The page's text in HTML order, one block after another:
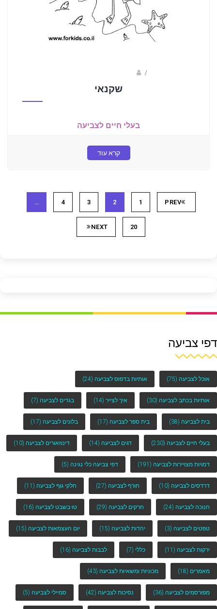
/
שקנאי
בעלי חיים לצביעה
קרא עוד
PREV
1
2
3
4
…
20
NEXT
דפי צביעה
אוכל לצביעה (75) אותיות בדפוס לצביעה (24)
אותיות בכתב לצביעה (30) איך לצייר (14) בגדים לצביעה (7)
בית לצביעה (38) בית ספר לצביעה (17) בלונים לצביעה (17)
בעלי חיים לצביעה (230) דגים לצביעה (14) דינוזאורים לצביעה (10)
דמויות מצויירות לצביעה (191) דפי צביעה כלי נגינה (5)
דרדסים לצביעה (10) חורף לצביעה (27) חלקי גוף לצביעה (11)
חנוכה לצביעה (24) חרקים לצביעה (29) טו-בשבט לצביעה (16)
טפטים לצביעה (3) יהדות לצביעה (15) יום העצמאות לצביעה (15)
ירקות לצביעה (11) כללי (7) לבבות לצביעה (16)
מאמרים (18) מכוניות ומשאיות לצביעה (43)
מפורסמים לצביעה (36) נסיכות לצביעה (42) סמיילי לצביעה (5)